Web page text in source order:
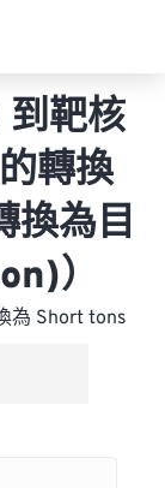
靶核
轉換
換為目
）
為 Short tons